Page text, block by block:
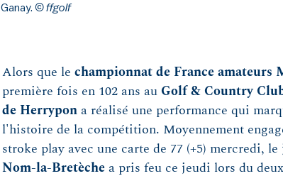
Ganay. © ffgolf
Alors que le championnat de France amateurs
première fois en 102 ans au Golf & Country
de Herrypona réalisé une performance qui
l'histoire de la compétition. Moyennement
stroke play avec une carte de 77 (+5) mercredi,
Nom-la-Bretèchea pris feu ce jeudi lors du